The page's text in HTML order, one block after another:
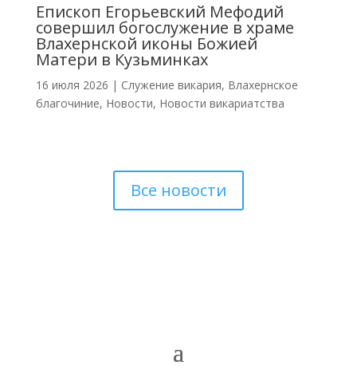
Епископ Егорьевский Мефодий
совершил богослужение в храме
Влахернской иконы Божией
Матери в Кузьминках
16 июля 2026 | Cлужение викария, Влахернское
благочиние, Новости, Новости викариатства
Все новости